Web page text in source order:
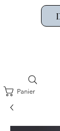
Panier